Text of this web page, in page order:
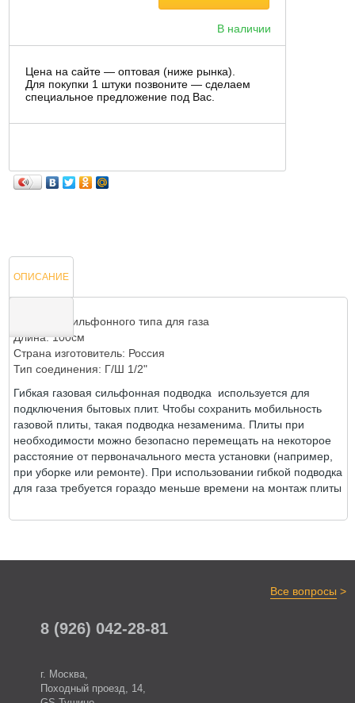
В наличии
Цена на сайте — оптовая (ниже рынка).
Для покупки 1 штуки позвоните — сделаем
специальное предложение под Вас.
ОПИСАНИЕ
ОТЗЫВЫ
Подводка сильфонного типа для газа
Длина: 100см
Страна изготовитель: Россия
Тип соединения: Г/Ш 1/2"
Гибкая газовая сильфонная подводка используется для
подключения бытовых плит. Чтобы сохранить мобильность
газовой плиты, такая подводка незаменима. Плиты при
необходимости можно безопасно перемещать на некоторое
расстояние от первоначального места установки (например,
при уборке или ремонте). При использовании гибкой подводка
для газа требуется гораздо меньше времени на монтаж плиты
Все вопросы >
8 (926) 042-28-81
г. Москва,
Походный проезд, 14,